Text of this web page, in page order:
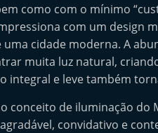
como com o mínimo
com um design
uma cidade moderna. A
muita luz natural,
integral e leve também
conceito de iluminação do
convidativo e